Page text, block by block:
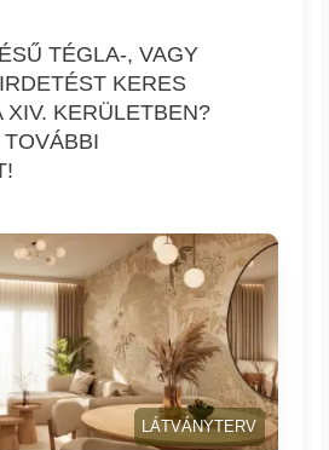
TÉGLA-, VAGY
KERES
XIV. KERÜLETBEN?
LÁTVÁNYTERV